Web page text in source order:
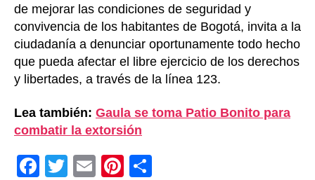
de mejorar las condiciones de seguridad y
convivencia de los habitantes de Bogotá, invita a la
ciudadanía a denunciar oportunamente todo hecho
que pueda afectar el libre ejercicio de los derechos
y libertades, a través de la línea 123.
Lea también: Gaula se toma Patio Bonito para
combatir la extorsión
F
T
E
Pi